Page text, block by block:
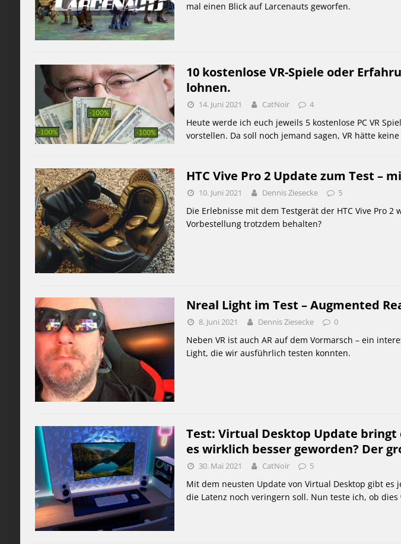
mal einen Blick auf Larcenauts geworfen.
10 kostenlose VR-Spiele oder
lohnen.
14. Juni 2021 CatNoir 4
Heute werde ich euch jeweils 5 kostenlose PC VR
vorstellen. Da soll noch jemand sagen, VR hätte keine
HTC Vive Pro 2 Update zum Test –
10. Juni 2021 Dennis Ziesecke 5
Die Erlebnisse mit dem Testgerät der HTC Vive Pro
Vorbestellung trotzdem behalten?
Nreal Light im Test – Augmented
8. Juni 2021 Dennis Ziesecke 0
Neben VR ist auch AR auf dem Vormarsch – ein
Light, die wir ausführlich testen konnten.
Test: Virtual Desktop Update bringt
es wirklich besser geworden? Der
30. Mai 2021 CatNoir 5
Mit dem neusten Update von Virtual Desktop gibt es
die Latenz noch veringern soll. Nun teste ich, ob